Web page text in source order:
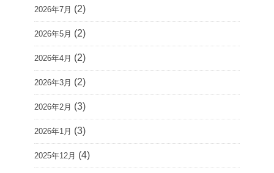
2026年7月 (2)
2026年5月 (2)
2026年4月 (2)
2026年3月 (2)
2026年2月 (3)
2026年1月 (3)
2025年12月 (4)